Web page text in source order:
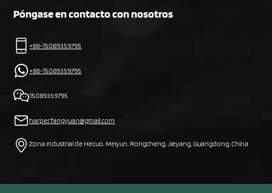
Póngase en contacto con nosotros
+86-15089359795
+86-15089359795
15089359795
harper.fangyuan@gmail.com
Zona industrial de Hecuo, Meiyun, Rongcheng, Jieyang, Guangdong, China